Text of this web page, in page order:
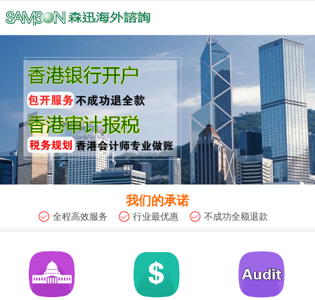
我们的承诺
全程高效服务 行业最优惠 不成功全额退款